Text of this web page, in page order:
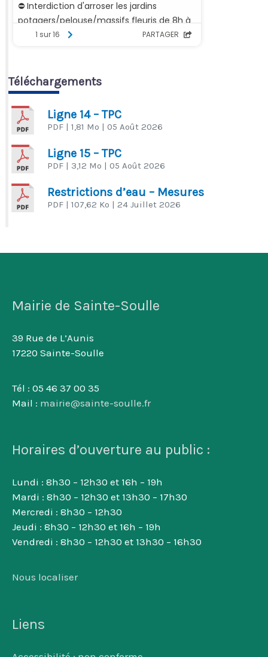
Téléchargements
Ligne 14 – TPC
PDF | 1,81 Mo | 05 Août 2026
Ligne 15 – TPC
PDF | 3,12 Mo | 05 Août 2026
Restrictions d’eau – Mesures
PDF | 107,62 Ko | 24 Juillet 2026
Mairie de Sainte-Soulle
39 Rue de L’Aunis
17220 Sainte-Soulle
Tél : 05 46 37 00 35
Mail : mairie@sainte-soulle.fr
Horaires d’ouverture au public :
Lundi : 8h30 – 12h30 et 16h – 19h
Mardi : 8h30 – 12h30 et 13h30 – 17h30
Mercredi : 8h30 – 12h30
Jeudi : 8h30 – 12h30 et 16h – 19h
Vendredi : 8h30 – 12h30 et 13h30 – 16h30
Nous localiser
Liens